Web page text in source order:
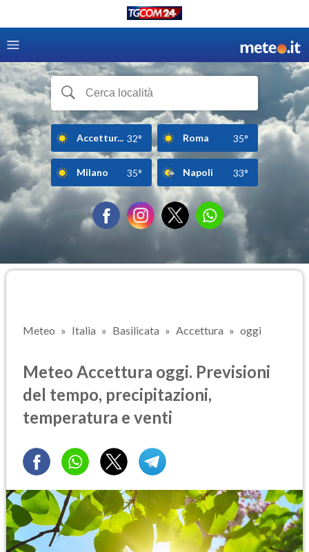
Accettur... 32° Roma 35°
Milano 35° Napoli 33°
Meteo Italia Basilicata Accettura oggi
Meteo Accettura oggi. Previsioni
del tempo, precipitazioni,
temperatura e venti